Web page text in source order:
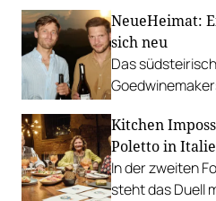
Partner im Glas.
NeueHeimat:
sich neu
Das
Kaltenböck und
Kitchen
Poletto in
In der zweiten
steht das Duell